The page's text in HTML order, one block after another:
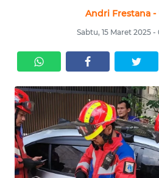
Andri Frestana -
Sabtu, 15 Maret 2025
SERBI
OPINI
Informasi
INDEKS
BERITA